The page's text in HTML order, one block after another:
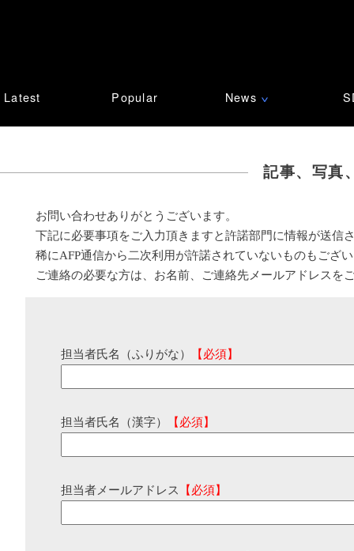
Latest Popular News ∨
記事、写真
お問い合わせありがとうございます。
下記に必要事項をご入力頂きますと許諾部門に情報が送信
稀にAFP通信から二次利用が許諾されていないものもござ
ご連絡の必要な方は、お名前、ご連絡先メールアドレスを
担当者氏名（ふりがな） 【必須】
担当者氏名（漢字） 【必須】
担当者メールアドレス 【必須】